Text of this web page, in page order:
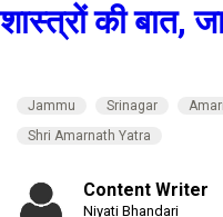
शास्त्रों की बात,
Jammu Srinagar
Shri Amarnath Yatra
Content Writer
Niyati Bhandari